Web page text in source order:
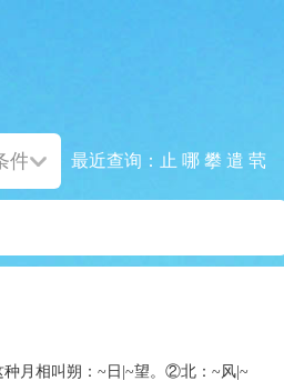
最近查询： 止 哪 攀 遣 茕
月相叫朔：~日|~望。②北：~风|~